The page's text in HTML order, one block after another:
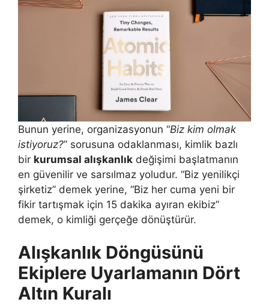
Bunun yerine, organizasyonun “Biz kim olmak
istiyoruz?” sorusuna odaklanması, kimlik bazlı
bir kurumsal alışkanlık değişimi başlatmanın
en güvenilir ve sarsılmaz yoludur. “Biz yenilikçi
şirketiz” demek yerine, “Biz her cuma yeni bir
fikir tartışmak için 15 dakika ayıran ekibiz”
demek, o kimliği gerçeğe dönüştürür.
Alışkanlık Döngüsünü
Ekiplere Uyarlamanın Dört
Altın Kuralı